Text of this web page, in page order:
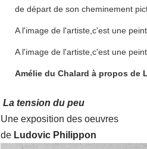
de départ de son cheminement
A l'image de l'artiste,c'est une
A l'image de l'artiste,c'est une
Amélie du Chalard à propos de
La tension du peu
Une exposition des oeuvres
de Ludovic Philippon